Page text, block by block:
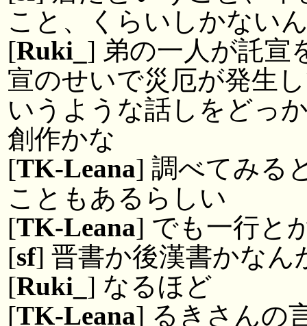
こと、くらいしかない
[Ruki_ ] 弟の一人が託宣
宣のせいで災厄が発生
いうような話しをどっ
創作かな
[TK-Leana] 調べてみる
こともあるらしい
[TK-Leana] でも一行と
[sf] 晋書か後漢書かなん
[Ruki_ ] なるほど
[TK-Leana] るきさんの